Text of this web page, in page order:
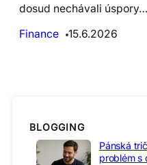
dosud nechávali úspory…
Finance
15.6.2026
BLOGGING
Pánská
problém s